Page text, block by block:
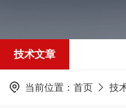
技术文章
当前位置： 首页 技